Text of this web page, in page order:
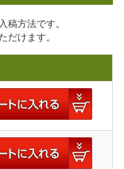
稿方法です。
だけます。